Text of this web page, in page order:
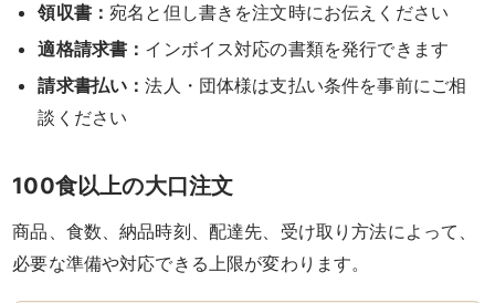
ィ
イ
ト
領収書：宛名と但し書きを注文時にお伝えください
適格請求書： インボイス対応の書類を発行できます
請求書払い：法人・団体様は支払い条件を事前にご相
談ください
100食以上の大口注文
商品、食数、納品時刻、配達先、受け取り方法によって、
必要な準備や対応できる上限が変わります。